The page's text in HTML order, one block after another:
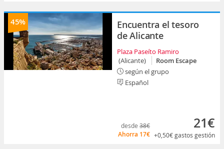
45%
Encuentra el tesoro
de Alicante
Plaza Paseíto Ramiro
(Alicante)
Room Escape
según el grupo
Español
desde 38€
Ahorra 17€
21€
+0,50€gastos gestión